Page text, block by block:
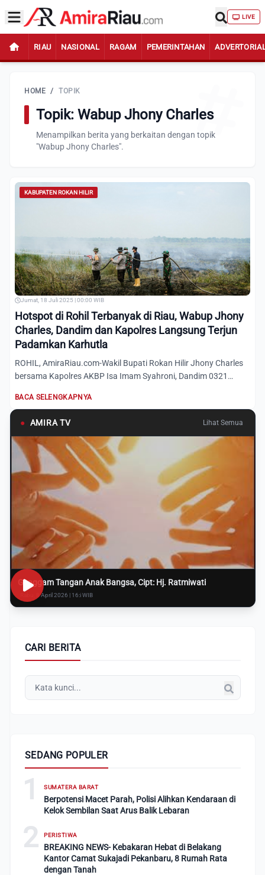
LIVE
RIAU NASIONAL RAGAM PEMERINTAHAN
HOME / TOPIK
Topik: Wabup Jhony Charles
Menampilkan berita yang berkaitan dengan topik
"Wabup Jhony Charles".
KABUPATEN ROKAN HILIR
Jumat, 18 Juli 2025 | 00:00 WIB
Hotspot di Rohil Terbanyak di Riau, Wabup Jhony
Charles, Dandim dan Kapolres Langsung Terjun
Padamkan Karhutla
ROHIL, AmiraRiau.com-Wakil Bupati Rokan Hilir Jhony Charles
bersama Kapolres AKBP Isa Imam Syahroni, Dandim 0321
BACA SELENGKAPNYA
● AMIRA TV Lihat Semua
Genggam Tangan Anak Bangsa, Cipt: Hj. Ratmiwati
Rabu, 8 April 2026 | 16:i WIB
CARI BERITA
SEDANG POPULER
1 SUMATERA BARAT
Berpotensi Macet Parah, Polisi Alihkan Kendaraan di
Kelok Sembilan Saat Arus Balik Lebaran
2 PERISTIWA
BREAKING NEWS- Kebakaran Hebat di Belakang
Kantor Camat Sukajadi Pekanbaru, 8 Rumah Rata
dengan Tanah